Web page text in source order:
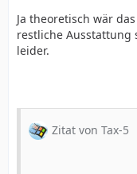
Ja theoretisch wär
restliche Ausstattung
leider.
Zitat von Tax-5